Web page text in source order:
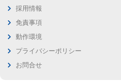
採用情報
免責事項
動作環境
プライバシーポリシー
お問合せ